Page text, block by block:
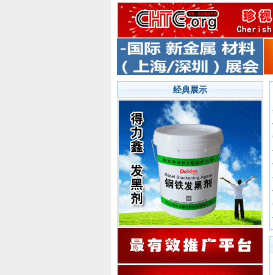
Cr12MoV 一次硬化处理
Cr12MoV 高温回火工艺
经典展示